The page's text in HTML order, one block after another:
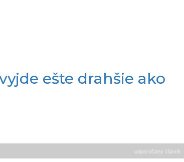
ešte drahšie ako
odporúčaný článok